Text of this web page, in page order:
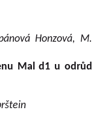
Honzová, M.
Mal d1 u odrůd